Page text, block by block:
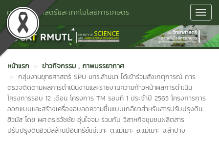
คณะวิทยาศาสตร์และเทคโนโลยีการเกษตร
หน้าแรก ข่าวกิจกรรม , ภาพบรรยากาศ
กลุ่มงานยุทธศาสตร์ SPU มทร.ล้านนา ได้เข้าร่วมสังเกตุการณ์ การ
ตรวจติดตามผลการดำเนินงานและรายงานความก้าวหน้าผลการดำเนิน
โครงการรอบ 12 เดือน โครงการ TM รอบที่ 1 ประจำปี 2565 โครงการการ
ออกแบบและสร้างเครื่องอบลดความชื้นแบบเกลียวสำหรับสารปรับปรุงดิน
ฮิวมัส โดย ผศ.ดร.ธวัชชัย อุ่นใจจม ร่วมกับ วิสาหกิจชุมชนผลิตสาร
ปรับปรุงดินฮิวมัสล้านปีอินทรีย์แม่เมาะ ต.แม่เมาะ อ.แม่เมาะ จ.ลำปาง